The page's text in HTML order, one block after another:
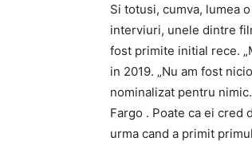
Si totusi, cumva, lumea
interviuri, unele dintre
fost primite initial rece.
in 2019. „Nu am fost
nominalizat pentru
Fargo . Poate ca ei cred
urma cand a primit